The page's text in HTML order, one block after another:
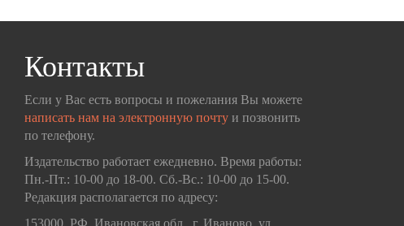
Контакты
Если у Вас есть вопросы и пожелания Вы можете
написать нам на электронную почту и позвонить
по телефону.
Издательство работает ежедневно. Время работы:
Пн.-Пт.: 10-00 до 18-00. Сб.-Вс.: 10-00 до 15-00.
Редакция располагается по адресу:
153000, РФ, Ивановская обл., г. Иваново, ул.